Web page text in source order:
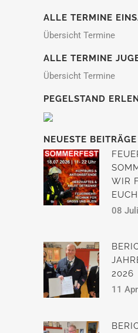
ALLE TERMINE
Übersicht Termine
ALLE TERMINE
Übersicht Termine
PEGELSTAND
NEUESTE BEITRÄGE
WIR
08
2026
11